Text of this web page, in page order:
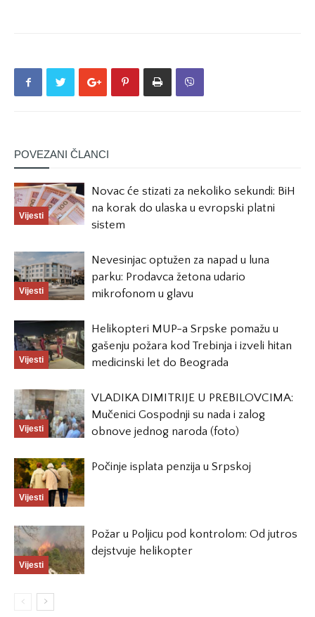
POVEZANI ČLANCI
Vijesti
Novac će stizati za nekoliko sekundi: BiH
na korak do ulaska u evropski platni
sistem
Vijesti
Nevesinjac optužen za napad u luna
parku: Prodavca žetona udario
mikrofonom u glavu
Vijesti
Helikopteri MUP-a Srpske pomažu u
gašenju požara kod Trebinja i izveli hitan
medicinski let do Beograda
Vijesti
VLADIKA DIMITRIJE U PREBILOVCIMA:
Mučenici Gospodnji su nada i zalog
obnove jednog naroda (foto)
Vijesti
Počinje isplata penzija u Srpskoj
Vijesti
Požar u Poljicu pod kontrolom: Od jutros
dejstvuje helikopter